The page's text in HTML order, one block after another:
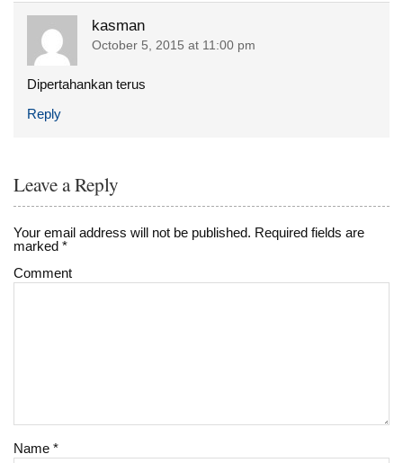
kasman
October 5, 2015 at 11:00 pm
Dipertahankan terus
Reply
Leave a Reply
Your email address will not be published. Required fields are
marked*
Comment
Name*